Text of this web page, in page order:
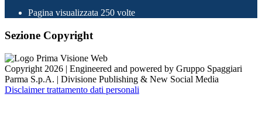
Pagina visualizzata 250 volte
Sezione Copyright
Copyright 2026 | Engineered and powered by Gruppo Spaggiari
Parma S.p.A. | Divisione Publishing & New Social Media
Disclaimer trattamento dati personali